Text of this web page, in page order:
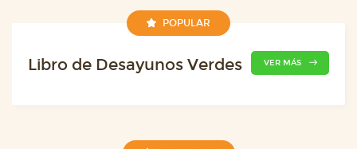
POPULAR
Libro de Desayunos Verdes VER MÁS